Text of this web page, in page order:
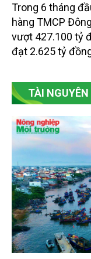
Trong 6 tháng
hàng TMCP
vượt 427.100 tỷ
đạt 2.625 tỷ
SeABank tiếp
rộng tín dụng,
TÀI NGUYÊN